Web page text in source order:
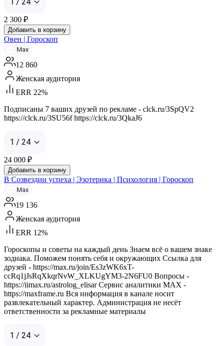
2 300 ₽
Добавить в корзину
Овен | Гороскоп
Max
12 860
Женская аудитория
ERR 22%
Подписаны 7 ваших друзей по рекламе - clck.ru/3SpQV2
https://clck.ru/3SU56f https://clck.ru/3QkaJ6
1 / 24
24 000 ₽
Добавить в корзину
В Созвездии успеха | Эзотерика | Психология | Гороскоп
Max
19 136
Женская аудитория
ERR 12%
Гороскопы и советы на каждый день Знаем всё о вашем знаке
зодиака. Поможем понять себя и окружающих Ссылка для
друзей - https://max.ru/join/Es3zWK6xT-
ccRq1jJsRqXkqrNvW_XLKUgYM3-2N6FU0 Вопросы -
https://iimax.ru/astrolog_elisar Сервис аналитики MAX -
https://maxframe.ru Вся информация в канале носит
развлекательный характер. Администрация не несёт
ответственности за рекламные материалы
1 / 24